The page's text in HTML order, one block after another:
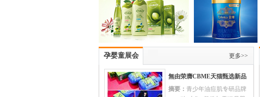
更多>>
孕婴童展会
無由荣膺CBME天猫甄选新品
牌 携青少年面护霸榜产品亮相
摘要： 青少年油痘肌专研品牌